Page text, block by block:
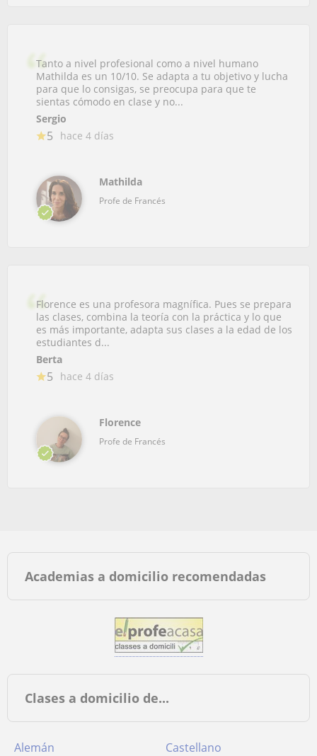
Tanto a nivel profesional como a nivel humano
Mathilda es un 10/10. Se adapta a tu objetivo y lucha
para que lo consigas, se preocupa para que te
sientas cómodo en clase y no...
Sergio
5 hace 4 días
Mathilda
Profe de Francés
Florence es una profesora magnífica. Pues se prepara
las clases, combina la teoría con la práctica y lo que
es más importante, adapta sus clases a la edad de los
estudiantes d...
Berta
5 hace 4 días
Florence
Profe de Francés
Academias a domicilio recomendadas
Clases a domicilio de...
Alemán
Castellano